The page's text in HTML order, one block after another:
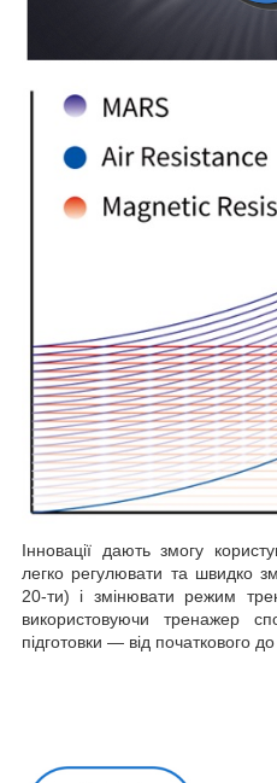
Інновації дають змогу
легко регулювати та швидко
20-ти) і змінювати режим
використовуючи тренажер
підготовки — від початкового до